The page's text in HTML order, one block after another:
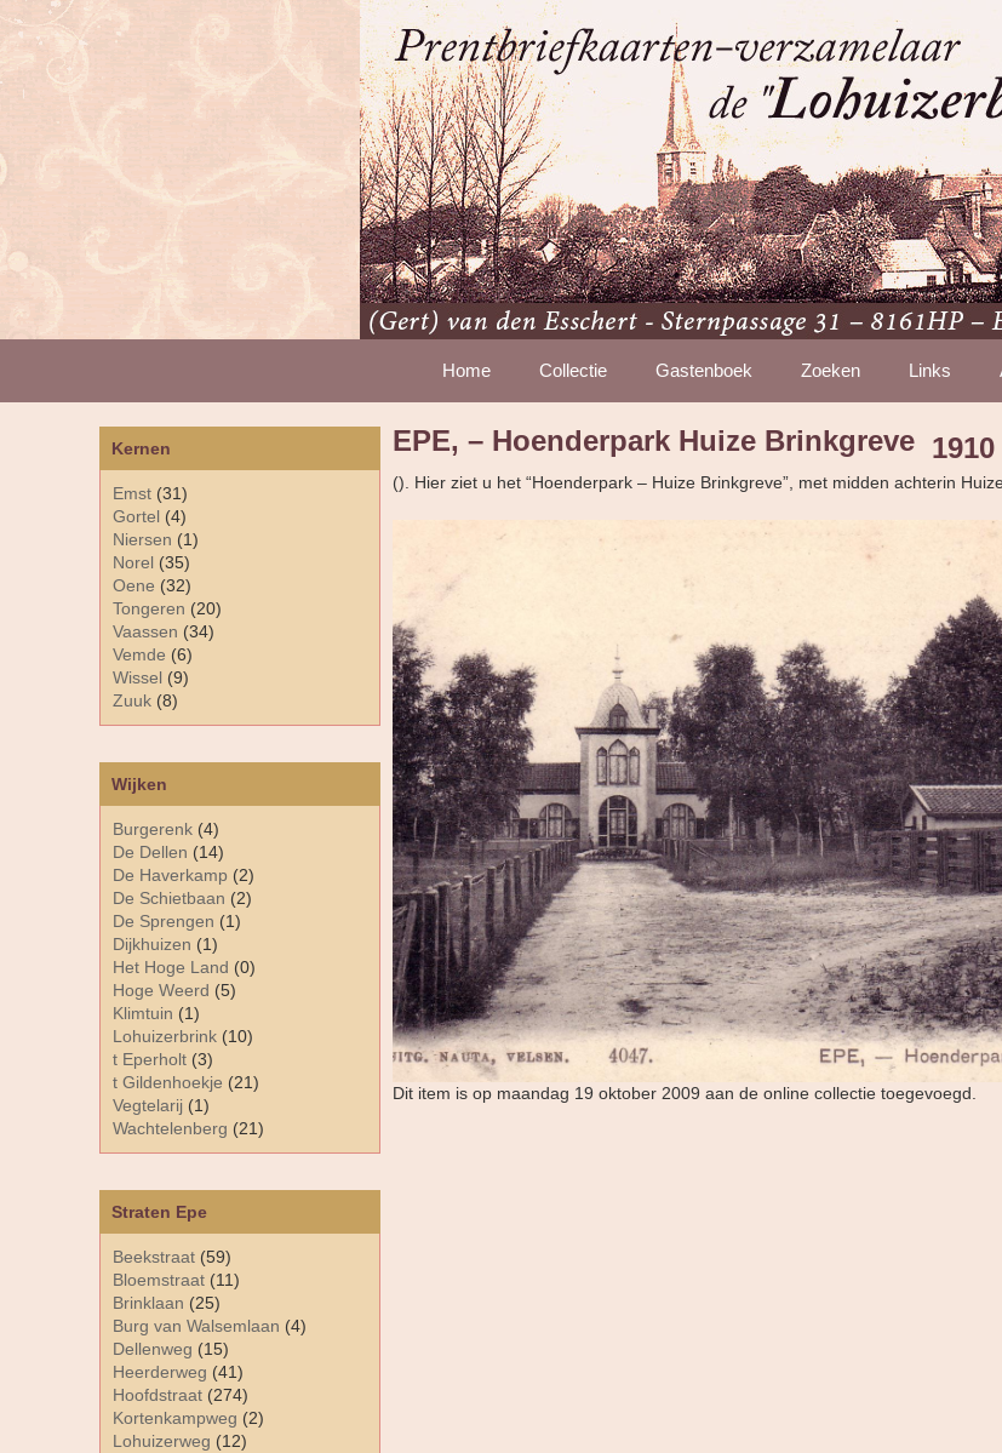
Home Collectie Gastenboek Zoeken Links
Kernen
Emst (31)
Gortel (4)
Niersen (1)
Norel (35)
Oene (32)
Tongeren (20)
Vaassen (34)
Vemde (6)
Wissel (9)
Zuuk (8)
Straten Epe
Beekstraat (59)
Bloemstraat (11)
Brinklaan (25)
Burg van Walsemlaan (4)
Dellenweg (15)
Heerderweg (41)
Hoofdstraat (274)
Kortenkampweg (2)
Lohuizerweg (12)
Wijken
Burgerenk (4)
De Dellen (14)
De Haverkamp (2)
De Schietbaan (2)
De Sprengen (1)
Dijkhuizen (1)
Het Hoge Land (0)
Hoge Weerd (5)
Klimtuin (1)
Lohuizerbrink (10)
t Eperholt (3)
t Gildenhoekje (21)
Vegtelarij (1)
Wachtelenberg (21)
EPE, – Hoenderpark Huize Brinkgreve 1910
(). Hier ziet u het “Hoenderpark – Huize Brinkgreve”, met midden achterin
Dit item is op maandag 19 oktober 2009 aan de online collectie toegevoegd.